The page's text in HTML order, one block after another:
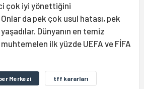
çok iyi yönettiğini
da pek çok usul hatası, pek
Dünyanın en temiz
ilk yüzde UEFA ve FİFA
Merkezi tff kararları